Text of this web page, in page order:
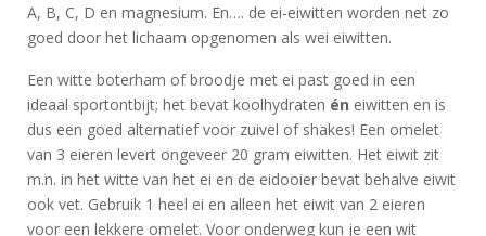
A, B, C, D en magnesium. En…. de ei-eiwitten worden net zo
goed door het lichaam opgenomen als wei eiwitten.
Een witte boterham of broodje met ei past goed in een
ideaal sportontbijt; het bevat koolhydraten én eiwitten en is
dus een goed alternatief voor zuivel of shakes! Een omelet
van 3 eieren levert ongeveer 20 gram eiwitten. Het eiwit zit
m.n. in het witte van het ei en de eidooier bevat behalve eiwit
ook vet. Gebruik 1 heel ei en alleen het eiwit van 2 eieren
voor een lekkere omelet. Voor onderweg kun je een wit